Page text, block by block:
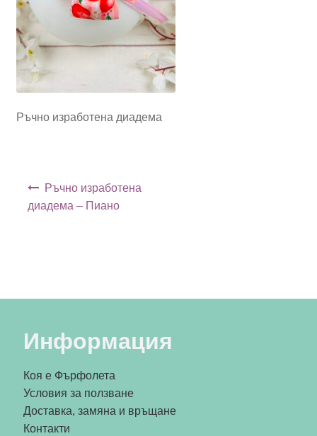
Ръчно изработена диадема
Ръчно изработена
диадема – Пиано
Информация
Коя е Фърфолета
Условия за ползване
Доставка, замяна и връщане
Контакти